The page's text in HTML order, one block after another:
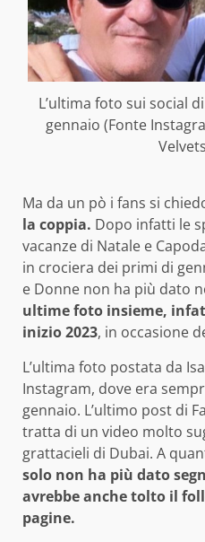
L’ultima foto sui social
gennaio (Fonte
Ma da un pò i fans si
la coppia. Dopo infatti le
vacanze di Natale e
in crociera dei primi di
e Donne non ha più dato
ultime foto insieme,
inizio 2023, in occasione
L’ultima foto postata da
Instagram, dove era
gennaio. L’ultimo post di
tratta di un video molto
grattacieli di Dubai. A
solo non ha più dato
avrebbe anche tolto il
pagine.